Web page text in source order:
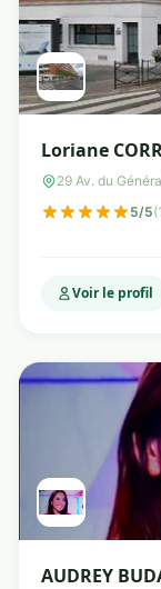
Loriane
29 Av. du
5/5
Voir le profil
AUDREY